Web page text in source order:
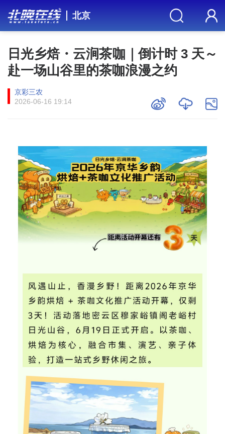
北京
日光乡焙・云涧茶咖｜倒计时 3 天～
赴一场山谷里的茶咖浪漫之约
京彩三农
2026-06-16 19:14